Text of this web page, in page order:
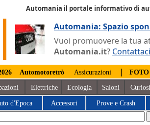
Automania il portale informativo di
Automania: Spazio
Vuoi promuovere la tua
Automania.it? Contattaci
Automotoretrò Assicurazioni | FOTO
Elettriche Ecologia Saloni
d'Epoca Accessori Prove e Crash